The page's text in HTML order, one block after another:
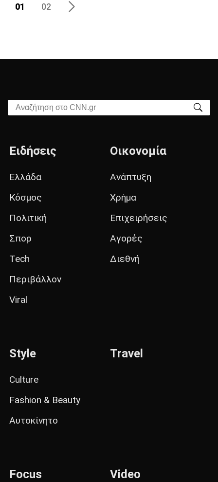
01 02
Αναζήτηση στο CNN.gr
Ειδήσεις
Ελλάδα
Κόσμος
Πολιτική
Σπορ
Tech
Περιβάλλον
Viral
Οικονομία
Ανάπτυξη
Χρήμα
Επιχειρήσεις
Αγορές
Διεθνή
Style
Culture
Fashion & Beauty
Αυτοκίνητο
Travel
Focus Video